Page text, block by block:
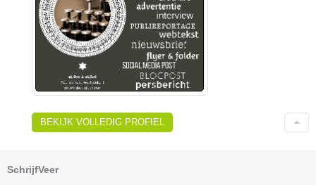
BEKIJK VOLLEDIG PROFIEL
SchrijfVeer